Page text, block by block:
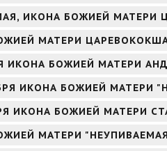
ИКОНА БОЖИЕЙ МАТЕРИ
МАТЕРИ
ИКОНА БОЖИЕЙ МАТЕРИ
ИКОНА БОЖИЕЙ МАТЕРИ
ИКОНА БОЖИЕЙ МАТЕРИ
МАТЕРИ